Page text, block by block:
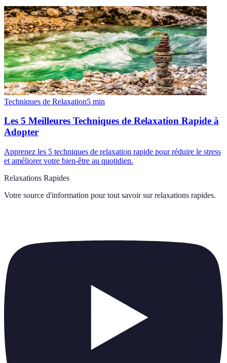
Techniques de Relaxation5 min
Les 5 Meilleures Techniques de Relaxation Rapide à
Adopter
Apprenez les 5 techniques de relaxation rapide pour réduire le stress
et améliorer votre bien-être au quotidien.
Relaxations Rapides
Votre source d'information pour tout savoir sur relaxations rapides.